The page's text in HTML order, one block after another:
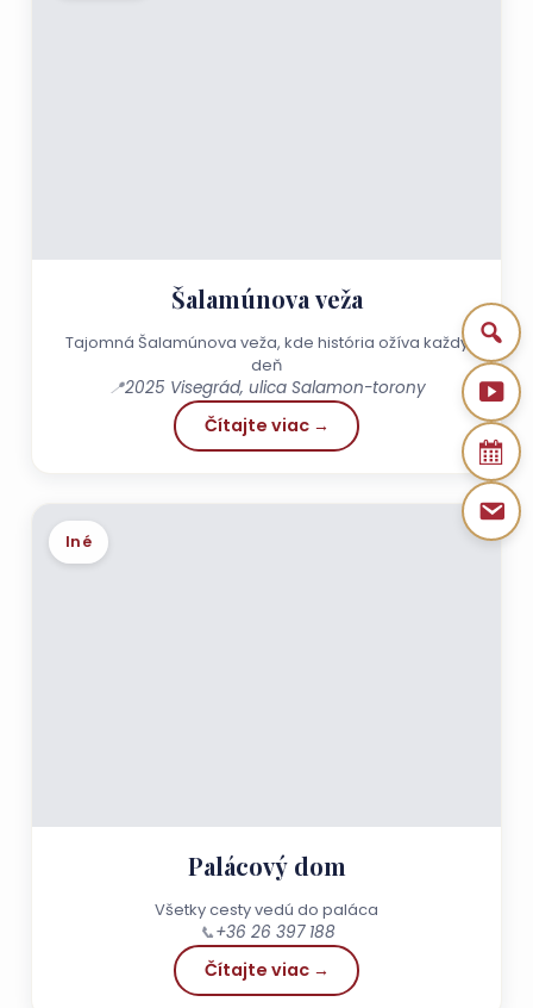
Šalamúnova veža
Tajomná Šalamúnova veža, kde história ožíva každý
deň
📍2025 Visegrád, ulica Salamon-torony
Čítajte viac →
Iné
Palácový dom
Všetky cesty vedú do paláca
📞+36 26 397 188
Čítajte viac →